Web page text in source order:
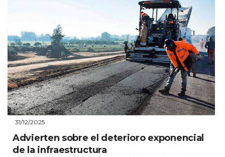
31/12/2025
Advierten sobre el deterioro exponencial
de la infraestructura